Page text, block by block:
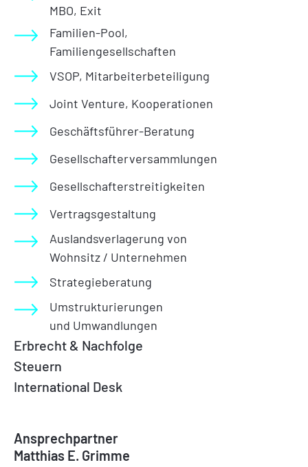
MBO, Exit
Familien-Pool,
Familiengesellschaften
VSOP, Mitarbeiterbeteiligung
Joint Venture, Kooperationen
Geschäftsführer-Beratung
Gesellschafterversammlungen
Gesellschafterstreitigkeiten
Vertragsgestaltung
Auslandsverlagerung von
Wohnsitz / Unternehmen
Strategieberatung
Umstrukturierungen
und Umwandlungen
Erbrecht & Nachfolge
Steuern
International Desk
Ansprechpartner
Matthias E. Grimme